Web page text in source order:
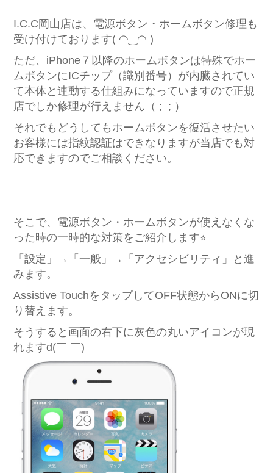
I.C.C岡山店は、電源ボタン・ホームボタン修理も
受け付けております( ◠‿◠ )
ただ、iPhone７以降のホームボタンは特殊でホー
ムボタンにICチップ（識別番号）が内臓されてい
て本体と連動する仕組みになっていますので正規
店でしか修理が行えません（ ; ; ）
それでもどうしてもホームボタンを復活させたい
お客様には指紋認証はできなりますが当店でも対
応できますのでご相談ください。
そこで、電源ボタン・ホームボタンが使えなくな
った時の一時的な対策をご紹介します⭐︎
「設定」→「一般」→「アクセシビリティ」と進
みます。
Assistive TouchをタップしてOFF状態からONに切
り替えます。
そうすると画面の右下に灰色の丸いアイコンが現
れますd(￣ ￣)